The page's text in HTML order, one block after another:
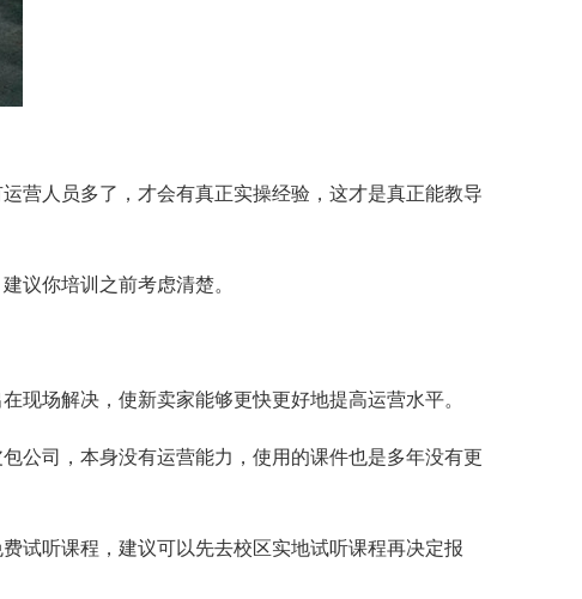
营人员多了，才会有真正实操经验，这才是真正能教导
议你培训之前考虑清楚。
场解决，使新卖家能够更快更好地提高运营水平。
公司，本身没有运营能力，使用的课件也是多年没有更
试听课程，建议可以先去校区实地试听课程再决定报